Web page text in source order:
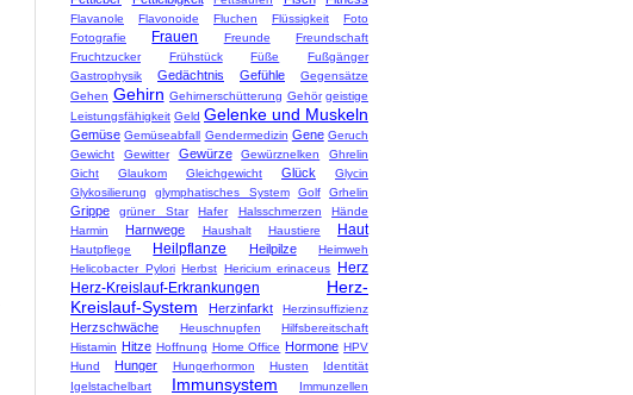
Flavanole Flavonoide Fluchen Flüssigkeit
Foto
Fotografie
Frauen Freunde
Freundschaft
Fruchtzucker
Frühstück Füße
Fußgänger
Gastrophysik
Gedächtnis Gefühle
Gegensätze
Gehen Gehirn Gehirnerschütterung Gehör geistige
Leistungsfähigkeit Geld Gelenke und Muskeln
Gemüse Gemüseabfall Gendermedizin Gene Geruch
Gewicht
Gewitter Gewürze Gewürznelken
Ghrelin
Gicht
Glaukom Gleichgewicht Glück
Glycin
Glykosilierung
glymphatisches System Golf Grhelin
Grippe grüner Star Hafer Halsschmerzen
Hände
Harmin
Harnwege Haushalt Haustiere Haut
Hautpflege Heilpflanze Heilpilze
Heimweh
Helicobacter Pylori Herbst Hericium erinaceus
Herz
Herz-Kreislauf-Erkrankungen
Herz-
Kreislauf-System
Herzinfarkt Herzinsuffizienz
Herzschwäche Heuschnupfen
Hilfsbereitschaft
Histamin Hitze Hoffnung Home Office Hormone HPV
Hund
Hunger Hungerhormon Husten
Identität
Igelstachelbart
Immunsystem
Immunzellen